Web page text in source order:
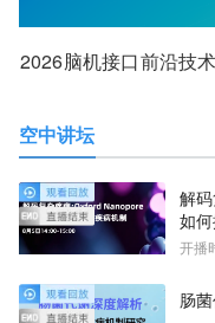
2026脑机接口前沿技
空中讲坛
解
如
开播
肠